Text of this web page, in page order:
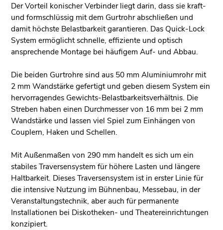
Der Vorteil konischer Verbinder liegt darin, dass sie kraft-
und formschlüssig mit dem Gurtrohr abschließen und
damit höchste Belastbarkeit garantieren. Das Quick-Lock
System ermöglicht schnelle, effiziente und optisch
ansprechende Montage bei häufigem Auf- und Abbau.
Die beiden Gurtrohre sind aus 50 mm Aluminiumrohr mit
2 mm Wandstärke gefertigt und geben diesem System ein
hervorragendes Gewichts-Belastbarkeitsverhältnis. Die
Streben haben einen Durchmesser von 16 mm bei 2 mm
Wandstärke und lassen viel Spiel zum Einhängen von
Couplern, Haken und Schellen.
Mit Außenmaßen von 290 mm handelt es sich um ein
stabiles Traversensystem für höhere Lasten und längere
Haltbarkeit. Dieses Traversensystem ist in erster Linie für
die intensive Nutzung im Bühnenbau, Messebau, in der
Veranstaltungstechnik, aber auch für permanente
Installationen bei Diskotheken- und Theatereinrichtungen
konzipiert.